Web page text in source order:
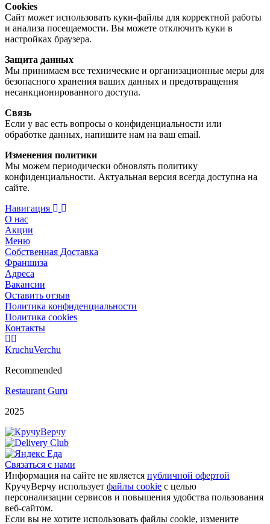
Cookies
Сайт может использовать куки-файлы для корректной работы
и анализа посещаемости. Вы можете отключить куки в
настройках браузера.
Защита данных
Мы принимаем все технические и организационные меры для
безопасного хранения ваших данных и предотвращения
несанкционированного доступа.
Связь
Если у вас есть вопросы о конфиденциальности или
обработке данных, напишите нам на ваш email.
Изменения политики
Мы можем периодически обновлять политику
конфиденциальности. Актуальная версия всегда доступна на
сайте.
Навигация
О нас
Акции
Меню
Собственная Доставка
Франшиза
Адреса
Вакансии
Оставить отзыв
Политика конфиденциальности
Политика cookies
Контакты
KruchuVerchu
Recommended
Restaurant Guru
2025
Связаться с нами
Информация на сайте не является публичной офертой
КручуВерчу использует файлы cookie с целью
персонализации сервисов и повышения удобства пользования
веб-сайтом.
Если вы не хотите использовать файлы cookie, измените